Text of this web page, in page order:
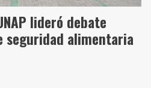
lideró debate
seguridad alimentaria